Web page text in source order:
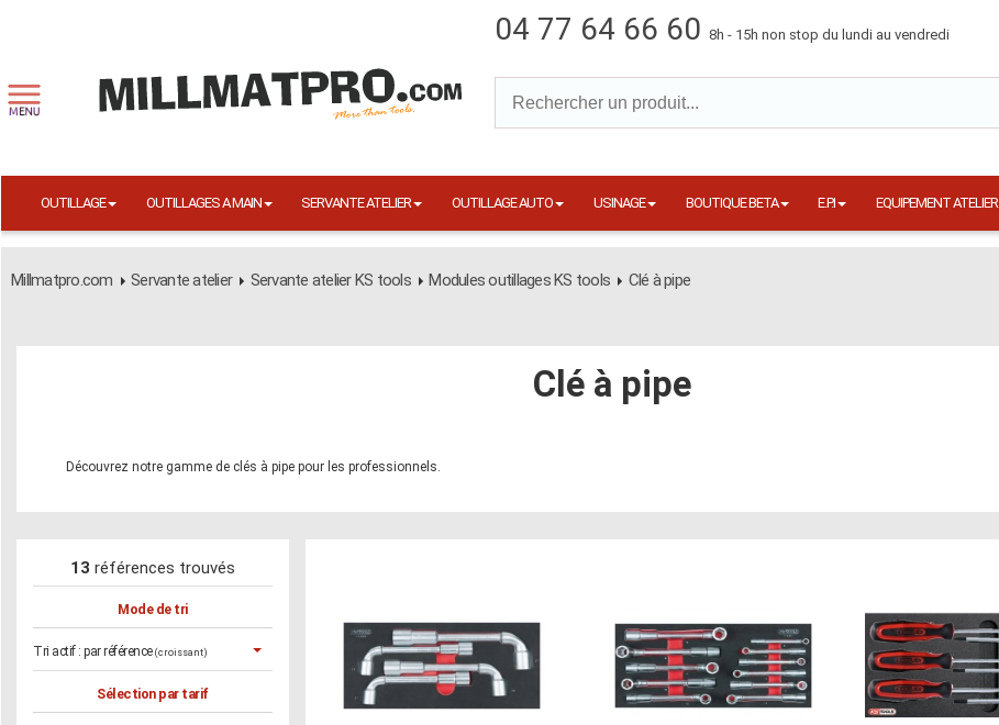
04 77 64 66 60 8h - 15h non stop du lundi au vendredi
OUTILLAGE OUTILLAGES A MAIN SERVANTE ATELIER OUTILLAGE AUTO USINAGE BOUTIQUE BETA E.P.I EQUIPEMENT ATELIER
Millmatpro.com Servante atelier Servante atelier KS tools Modules outillages KS tools Clé à pipe
Clé à pipe
Découvrez notre gamme de clés à pipe pour les professionnels.
13 références trouvés
Mode de tri
Tri actif : par référence (croissant)
Sélection par tarif